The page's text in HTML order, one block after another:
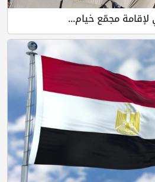
لإقامة مجمّع خيام...